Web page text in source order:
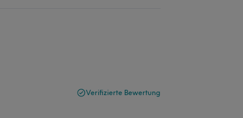
Verifizierte Bewertung